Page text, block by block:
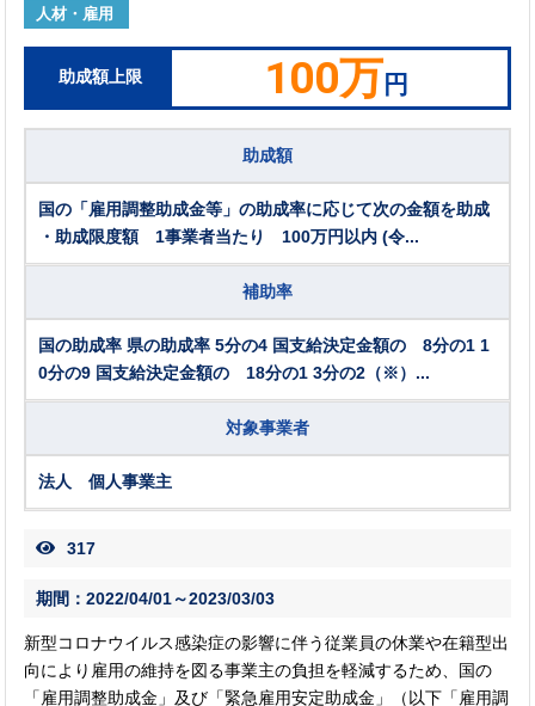
人材・雇用
助成額上限 100万円
助成額
国の「雇用調整助成金等」の助成率に応じて次の金額を助成
・助成限度額 1事業者当たり 100万円以内 (令...
補助率
国の助成率 県の助成率 5分の4 国支給決定金額の 8分の1 1
0分の9 国支給決定金額の 18分の1 3分の2（※）...
対象事業者
法人 個人事業主
317
期間：2022/04/01～2023/03/03
新型コロナウイルス感染症の影響に伴う従業員の休業や在籍型出
向により雇用の維持を図る事業主の負担を軽減するため、国の
「雇用調整助成金」及び「緊急雇用安定助成金」（以下「雇用調